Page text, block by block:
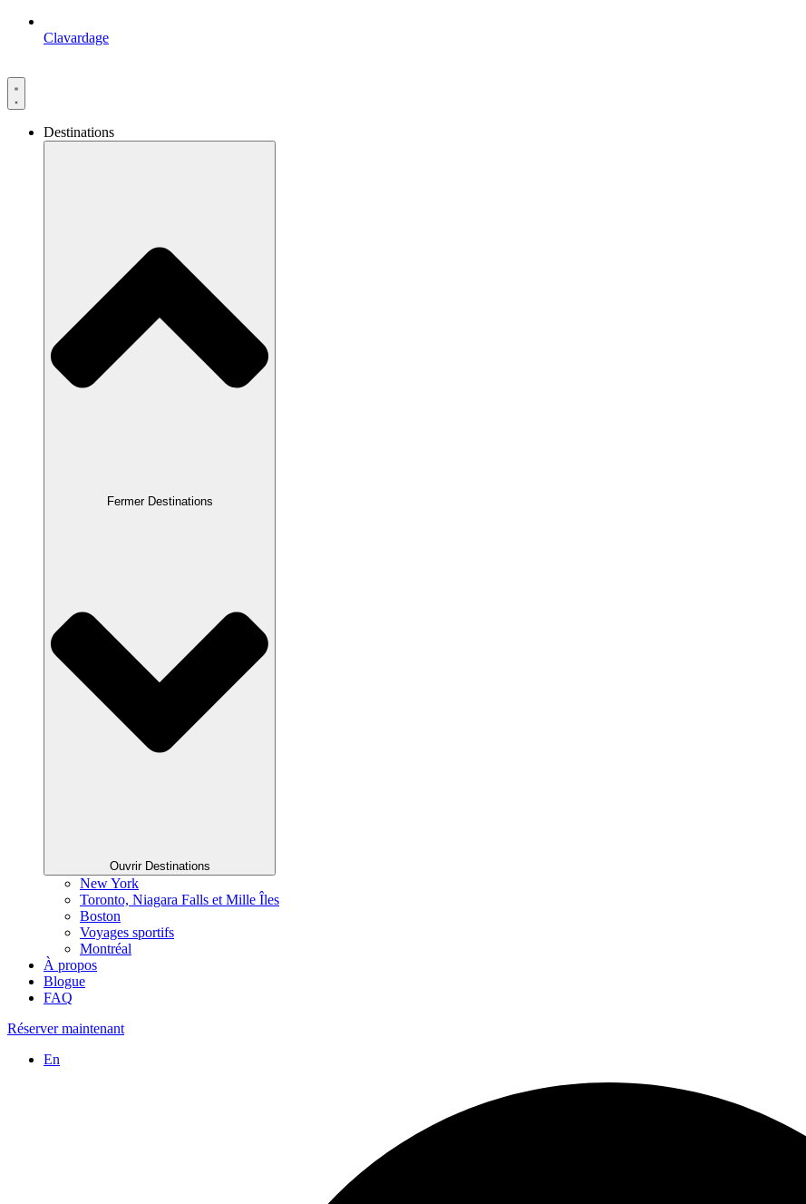
Clavardage
Destinations
Fermer Destinations
Ouvrir Destinations
New York
Toronto, Niagara Falls et Mille Îles
Boston
Voyages sportifs
Montréal
À propos
Blogue
FAQ
Réserver maintenant
En